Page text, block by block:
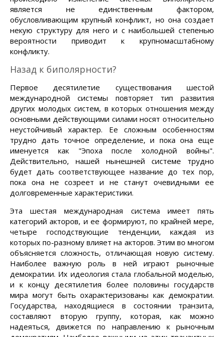
является не единственным фактором,
обусловливающим крупный конфликт, но она создает
некую структуру для него и с наибольшей степенью
вероятности приводит к крупномасштабному
конфликту.
Назад к биполярности?
Первое десятилетие существования шестой
международной системы повторяет тип развития
других молодых систем, в которых отношения между
основными действующими силами носят относительно
неустойчивый характер. Ее сложным особенностям
трудно дать точное определение, и пока она еще
именуется как "Эпоха после холодной войны".
Действительно, нашей нынешней системе трудно
будет дать соответствующее название до тех пор,
пока она не созреет и не станут очевидными ее
долговременные характеристики.
Эта шестая международная система имеет пять
категорий акторов, и ее формируют, по крайней мере,
четыре господствующие тенденции, каждая из
которых по-разному влияет на акторов. Этим во многом
объясняется сложность, отличающая новую систему.
Наиболее важную роль в ней играют рыночные
демократии. Их идеология стала глобальной моделью,
и к концу десятилетия более половины государств
мира могут быть охарактеризованы как демократии.
Государства, находящиеся в состоянии транзита,
составляют вторую группу, которая, как можно
надеяться, движется по направлению к рыночным